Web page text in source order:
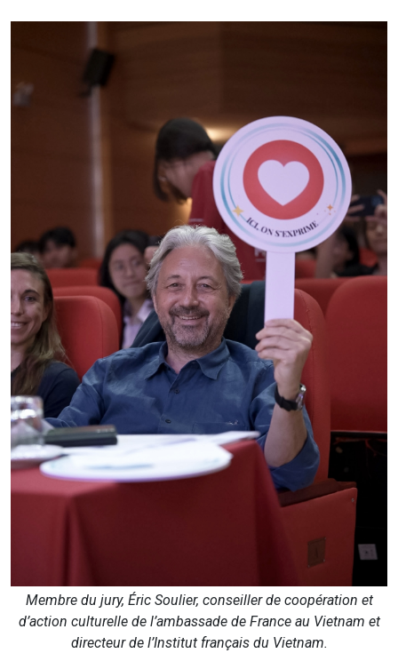
Membre du jury, Éric Soulier, conseiller de coopération et
d’action culturelle de l’ambassade de France au Vietnam et
directeur de l’Institut français du Vietnam.